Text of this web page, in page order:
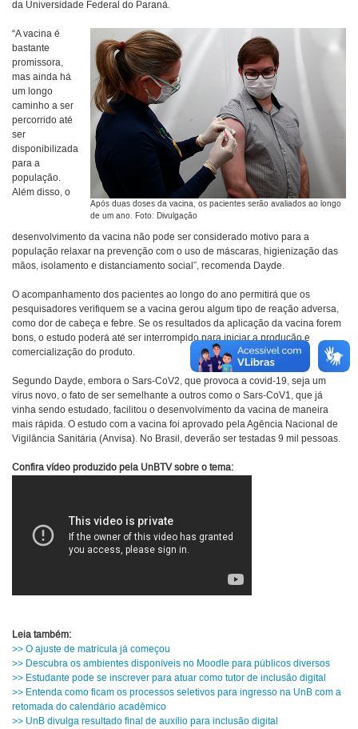
da Universidade Federal do Paraná.
Após duas doses da vacina, os pacientes serão avaliados ao longo
de um ano. Foto: Divulgação
“A vacina é
bastante
promissora,
mas ainda há
um longo
caminho a ser
percorrido até
ser
disponibilizada
para a
população.
Além disso, o
desenvolvimento da vacina não pode ser considerado motivo para a
população relaxar na prevenção com o uso de máscaras, higienização das
mãos, isolamento e distanciamento social”, recomenda Dayde.
O acompanhamento dos pacientes ao longo do ano permitirá que os
pesquisadores verifiquem se a vacina gerou algum tipo de reação adversa,
como dor de cabeça e febre. Se os resultados da aplicação da vacina forem
bons, o estudo poderá até ser interrompido para iniciar a produção e
comercialização do produto.
Segundo Dayde, embora o Sars-CoV2, que provoca a covid-19, seja um
vírus novo, o fato de ser semelhante a outros como o Sars-CoV1, que já
vinha sendo estudado, facilitou o desenvolvimento da vacina de maneira
mais rápida. O estudo com a vacina foi aprovado pela Agência Nacional de
Vigilância Sanitária (Anvisa). No Brasil, deverão ser testadas 9 mil pessoas.
Confira vídeo produzido pela UnBTV sobre o tema:
Leia também:
>> O ajuste de matrícula já começou
>> Descubra os ambientes disponíveis no Moodle para públicos diversos
>> Estudante pode se inscrever para atuar como tutor de inclusão digital
>> Entenda como ficam os processos seletivos para ingresso na UnB com a
retomada do calendário acadêmico
>> UnB divulga resultado final de auxílio para inclusão digital